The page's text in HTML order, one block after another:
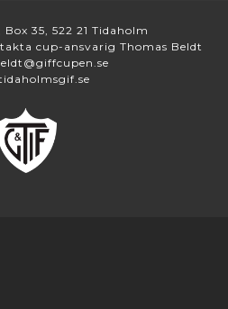
35, 522 21 Tidaholm
cup-ansvarig Thomas Beldt